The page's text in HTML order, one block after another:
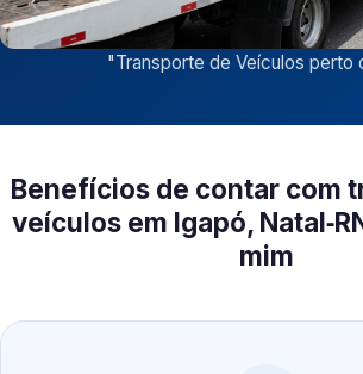
"Transporte de Veículos perto
Benefícios de contar com
veículos em Igapó,
mim